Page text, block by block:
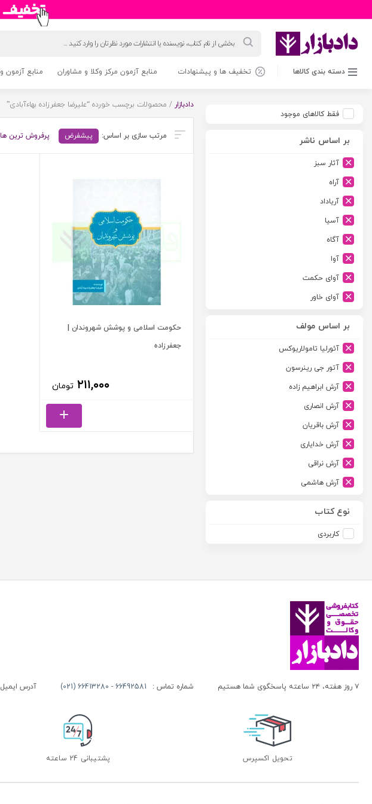
محصولات
دسته بندی کالاها تخفیف ها و پیشنهادات منابع آزمون مرکز وکلا و مشاوران منابع آزمون
فقط کالاهای موجود
بر اساس ناشر
آثار سبز
آراه
آریاداد
آسیا
آگاه
آوا
آوای حکمت
آوای خاور
آیدین
ارجمند
ارسطو
ارشد
اسلامیه
اشکان
اطلاعات
امجد
امید انقلاب
اندیشه بیگی
اندیشه سبز نوین
اندیشه عصر
اندیشه های حقوقی
بر اساس مولف
آئورلیا تامولاریوکس
آتور جی رینرسون
آرش ابراهیم زاده
آرش انصاری
آرش باقریان
آرش خدایاری
آرش نراقی
آرش هاشمی
آزاده صادقی
آلبرت ون دایسی
آمنه باخدا
آمنه خدادادی
آنتونی آگوس
آندریاس کاکینیس
نوع کتاب
کاربردی
دادبازار / محصولات برچسب خورده “علیرضا جعفرزاده بهاءآبادی”
پیشفرض پرفروش ترین ها
حکومت اسلامی و پوشش شهروندان |
جعفرزاده
۲۱۱,۰۰۰ تومان
۷ روز هفته، ۲۴ ساعته پاسخگوی شما هستیم شماره تماس : 66492581 - 66413280 (021) آدرس
تحویل اکسپرس پشتیبانی 24 ساعته